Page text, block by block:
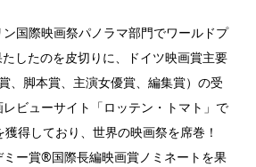
国際映画祭パノラマ部門でワールドプ
したのを皮切りに、ドイツ映画賞主要
、脚本賞、主演女優賞、編集賞）の受
ビューサイト「ロッテン・トマト」で
得しており、世界の映画祭を席巻！
ー賞®国際長編映画賞ノミネートを果